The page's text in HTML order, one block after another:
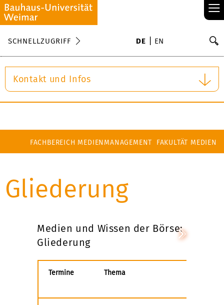
≡
SCHNELLZUGRIFF DE EN
Kontakt und Infos
FACHBEREICH MEDIENMANAGEMENT FAKULTÄT MEDIEN
Gliederung
Medien und Wissen der Börse:
Gliederung
Termine Thema